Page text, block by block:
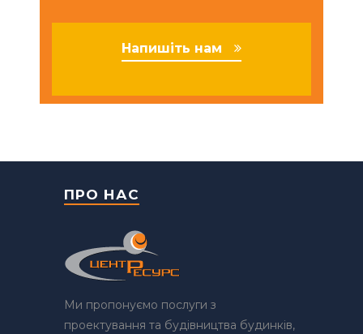
Напишіть нам
ПРО НАС
Ми пропонуємо послуги з
проектування та будівництва будинків,